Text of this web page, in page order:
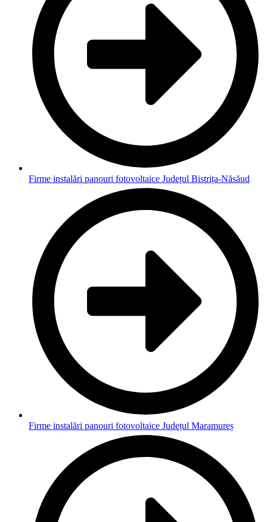
Firme instalări panouri fotovoltaice Județul Bistrița-Năsăud
Firme instalări panouri fotovoltaice Județul Maramureș